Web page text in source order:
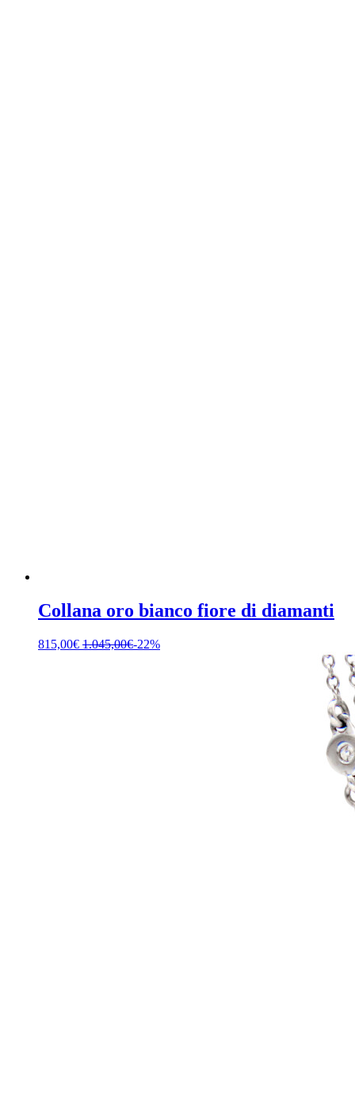
Collana oro bianco fiore di diamanti
815,00€ 1.045,00€-22%